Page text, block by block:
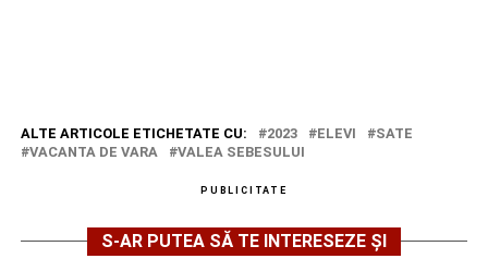
ALTE ARTICOLE ETICHETATE CU: 2023 ELEVI
SATE
VACANTA DE VARA
VALEA SEBESULUI
PUBLICITATE
S-AR PUTEA SĂ TE INTERESEZE ȘI